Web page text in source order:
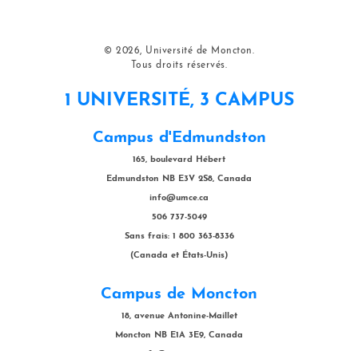
© 2026, Université de Moncton.
Tous droits réservés.
1 UNIVERSITÉ, 3 CAMPUS
Campus d'Edmundston
165, boulevard Hébert
Edmundston NB E3V 2S8, Canada
info@umce.ca
506 737-5049
Sans frais: 1 800 363-8336
(Canada et États-Unis)
Campus de Moncton
18, avenue Antonine-Maillet
Moncton NB E1A 3E9, Canada